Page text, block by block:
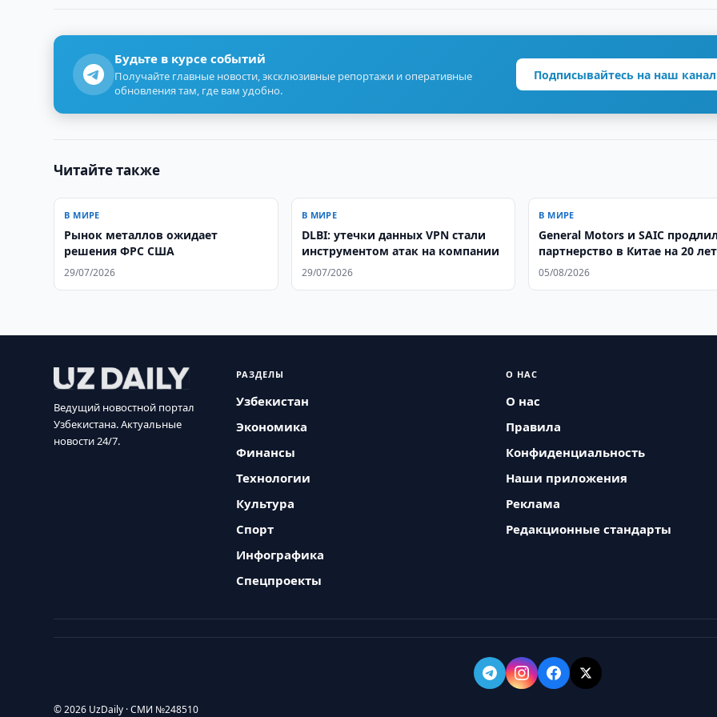
Будьте в курсе событий
Получайте главные новости, эксклюзивные репортажи и оперативные
обновления там, где вам удобно.
Подписывайтесь на наш канал
Читайте также
В МИРЕ
Рынок металлов ожидает
решения ФРС США
29/07/2026
В МИРЕ
DLBI: утечки данных VPN стали
инструментом атак на компании
29/07/2026
В МИРЕ
General Motors и SAIC
партнерство в Китае на 20 лет
05/08/2026
Ведущий новостной портал
Узбекистана. Актуальные
новости 24/7.
РАЗДЕЛЫ
Узбекистан
Экономика
Финансы
Технологии
Культура
Спорт
Инфографика
Спецпроекты
О НАС
О нас
Правила
Конфиденциальность
Наши приложения
Реклама
Редакционные стандарты
© 2026 UzDaily · СМИ №248510